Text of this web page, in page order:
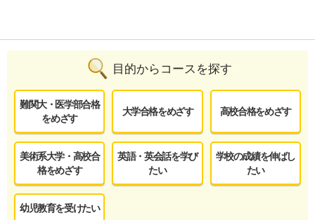
目的からコースを探す
難関大・医学部合格
をめざす
大学合格をめざす 高校合格をめざす
美術系大学・高校合
格をめざす
英語・英会話を学び
たい
学校の成績を伸ばし
たい
幼児教育を受けたい